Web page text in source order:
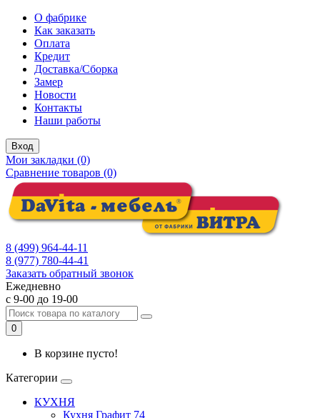
О фабрике
Как заказать
Оплата
Кредит
Доставка/Сборка
Замер
Новости
Контакты
Наши работы
Вход
Мои закладки (0)
Сравнение товаров (0)
8 (499) 964-44-11
8 (977) 780-44-41
Заказать обратный звонок
Ежедневно
с 9-00 до 19-00
0
В корзине пусто!
Категории
КУХНЯ
Кухня Графит 74